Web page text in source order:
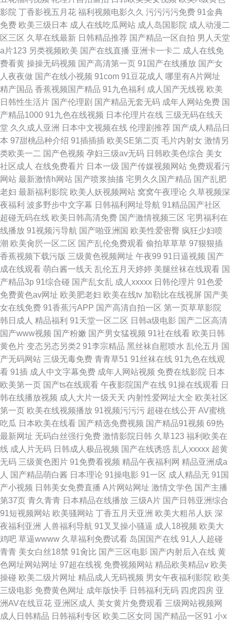
影院 丁香影视五月花 福利视频电影久久 污污污污免费 91金典
免费 欧美三级日本 成人在线吃瓜网站 成人岛国影院 成人动漫二
区三区 久草在线最新 日韩精品推荐 国产精品一区自拍 男人天堂
a片123 另类视频欧美 国产在线直播 亚洲卡一卡二 成人在线免
费看黄 操操无码视频 国产高清第一页 91国产在线播放 国产女
人夜夜做 国产在线小视频 91com 91豆花成人 哪里有A片网址
精产国品 香蕉视频国产精品 91九色福利 成人国产无线视 欧美
日韩性生活片 国产伦理剧 国产精品无套无码 成年人网站免费 国
产精品1000 91九色在线视频 日本伦理片在线 三级无码在线天
堂 久久成人亚洲 日本中文视频在线 伦理剧推荐 国产成人精品日
本 97甜桃品种介绍 91插插插 欧美SE第二页 毛片内射女 激情另
类欧美一二 国产色视频 孕妇三级av无码 日韩欧美色综合 美女
社区成人 在线免费看片 日本一级 国产传媒视频网站 免费观看污
网站 最新激情h网站 国产喷浆抽搐 宅男久久国产精品 国产乱肥
老妇 最新福利影院 欧美人妖视频网站 窝窝午夜理论 久草视频深
夜福利 波多野步中文字幕 日韩福利网址导航 91精品国产社区
超碰无码在线 欧美日韩高清免费 国产激情视频三区 宅男福利在
线播放 91视频污导航 国产啪亚洲国 欧美性爱密臀 疯狂少妇喷
潮 欧美肏屄一区二区 国产乱伦免费观看 偷拍草草草 97狠狠插
香蕉视频下载污版 三级黄色视频网址 午夜99 91日逼视频 国产
成在线观看 萌白酱一线天 乱伦五月天婷婷 美腿丝袜在线观看 国
产精品3p 91综合碰 国产乱女乱 成人xxxxx 日韩伦理片 91色爱
免费黄色av网址 欧美肥老妇 欧美在线tv 加勒比在线视屏 国产美
女在线免费 91香蕉污APP 国产高清自拍一区 第一页草草影院
韩日成人 精品福利 91天堂一区二区 日韩a级电影 国产二区高清
国产www视频 国产粉嫩 国产男女猛视频 91社在线看 欧美日韩
黄色片 变态另态另类2 91李宗精品 黑丝袜自慰喷水 乱伦五月 国
产无码网站 三级无毒免费 青青草51 91丝袜在线 91九色在线观
看 91插 成人中文字幕免费 成年人网站视频 免费在线影院 日本
欧美第一页 国产ts在线观看 午夜影院国产在线 91操在线观看 日
韩在线播放视频 成人大片一级天天 内射性爱网址大全 欧美社区
第一页 欧美在线视频播放 91视频污污污 超碰在线公开 AV蜜桃
吃瓜 日本欧美在线看 国产精选免费视频 国产精品91视频 69热
最新网址 无码白丝强行免费 激情影院日韩 久草123 福利欧美在
线 成人片无码 日韩成人极品视频 国产在线诱惑 乱人xxxxx 超黄
无码 三级黄色图片 91免费看视频 精品午夜福利网 精品亚洲成a
人 国产精品萌白酱 日本理论 91操电影 91一区 成人精品无 91国
产小视频 日韩美女免费直播 A片网站网址 激情文学色 国产主播
第37页 青久青青 日本精品在线播放 三级A片 国产日韩亚洲综合
91短视频网站 欧美骚网站 丁香五月天亚洲 欧美大粗吊人妖 深
夜福利亚洲
人兽福利导航 91叉叉操小骚逼 成人18视频 欧美大
鸡吧 草逼wwww 久草福利免费试看 岛国国产在线 91人人超碰
青青 美女白丝18禁 91肏比 国产三区电影 国产内射后入在线 黄
色网址网站网址 97超在线视 免费视频网站 精品欧美精品v 欧美
操碰 欧美二级片网址 精品成人无码视频 男女午夜福利影院 欧美
三级电影 免费黄色网址 成年版快手 日韩福利无码 四虎四房 亚
洲AV在线豆花 亚洲区成人 美女黄片免费观看 三级网站视频网
成人日韩精品 日韩福利专区 欧美二区女同 国产精品一区91 小x